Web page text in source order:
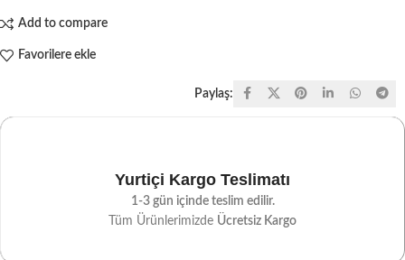
Add to compare
Favorilere ekle
Paylaş:
Yurtiçi Kargo Teslimatı
1-3 gün içinde teslim edilir.
Tüm Ürünlerimizde Ücretsiz Kargo